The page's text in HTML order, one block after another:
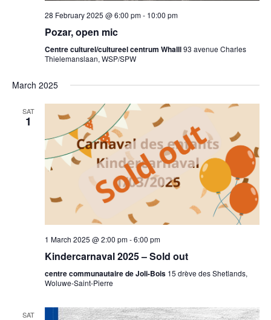
28 February 2025 @ 6:00 pm- 10:00 pm
Pozar, open mic
Centre culturel/cultureel centrum Whalll93 avenue Charles
Thielemanslaan, WSP/SPW
March 2025
SAT
1
1 March 2025 @ 2:00 pm-6:00 pm
Kindercarnaval 2025 – Sold out
centre communautaire de Joli-Bois 15 drève des Shetlands,
Woluwe-Saint-Pierre
SAT